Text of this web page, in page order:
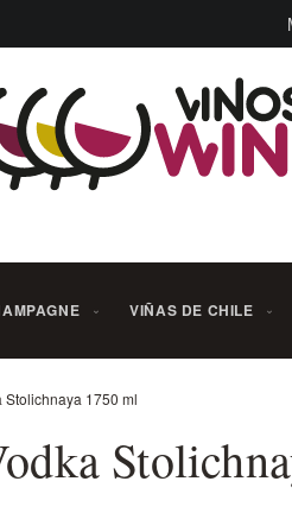
VIÑAS DE CHILE
Stolichnaya 1750 ml